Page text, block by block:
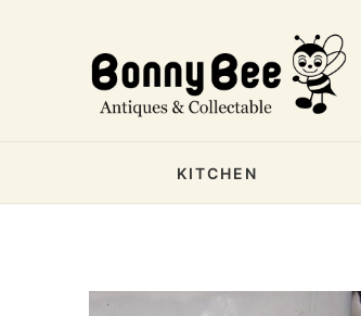
KITCHEN